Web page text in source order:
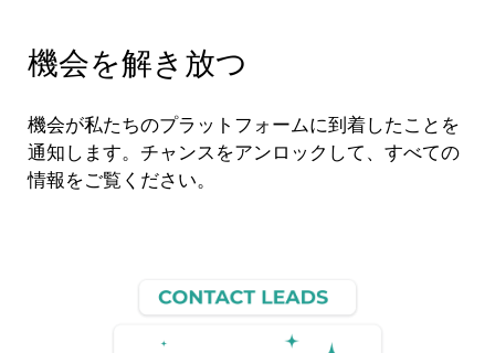
機会を解き放つ
機会が私たちのプラットフォームに到着したことを
通知します。チャンスをアンロックして、すべての
情報をご覧ください。